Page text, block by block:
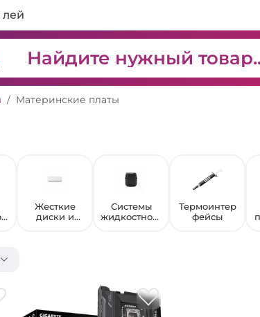
Материнские платы
Жесткие
диски и
Системы
жидкостного
Термоинтер
фейсы